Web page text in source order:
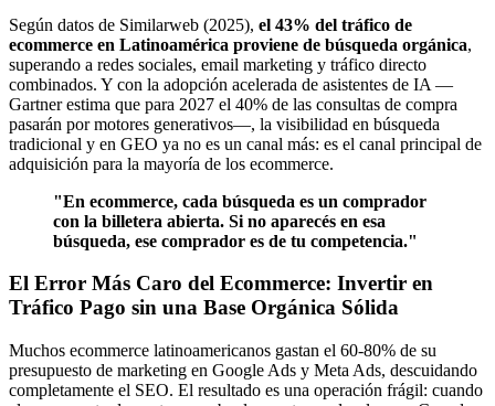
Según datos de Similarweb (2025), el 43% del tráfico de
ecommerce en Latinoamérica proviene de búsqueda orgánica,
superando a redes sociales, email marketing y tráfico directo
combinados. Y con la adopción acelerada de asistentes de IA —
Gartner estima que para 2027 el 40% de las consultas de compra
pasarán por motores generativos—, la visibilidad en búsqueda
tradicional y en GEO ya no es un canal más: es el canal principal de
adquisición para la mayoría de los ecommerce.
"En ecommerce, cada búsqueda es un comprador
con la billetera abierta. Si no aparecés en esa
búsqueda, ese comprador es de tu competencia."
El Error Más Caro del Ecommerce: Invertir en
Tráfico Pago sin una Base Orgánica Sólida
Muchos ecommerce latinoamericanos gastan el 60-80% de su
presupuesto de marketing en Google Ads y Meta Ads, descuidando
completamente el SEO. El resultado es una operación frágil: cuando